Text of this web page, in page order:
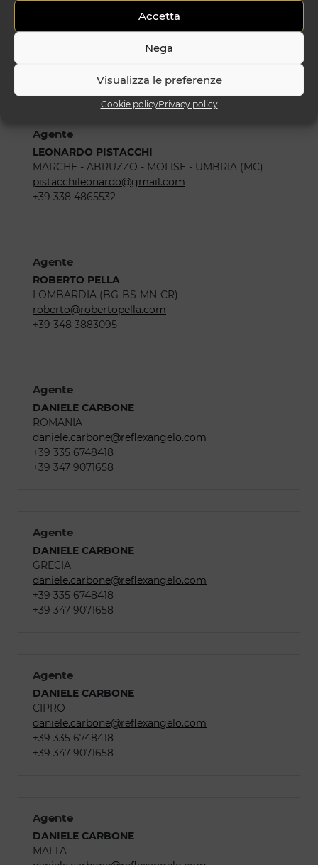
Accetta
Nega
Visualizza le preferenze
Cookie policyPrivacy policy
marcopugliese7410@gmail.com
Agente
LEONARDO PISTACCHI
MARCHE - ABRUZZO - MOLISE - UMBRIA (MC)
pistacchileonardo@gmail.com
+39 338 4865532
Agente
ROBERTO PELLA
LOMBARDIA (BG-BS-MN-CR)
roberto@robertopella.com
+39 348 3883095
Agente
DANIELE CARBONE
ROMANIA
daniele.carbone@reflexangelo.com
+39 335 6748418
+39 347 9071658
Agente
DANIELE CARBONE
GRECIA
daniele.carbone@reflexangelo.com
+39 335 6748418
+39 347 9071658
Agente
DANIELE CARBONE
CIPRO
daniele.carbone@reflexangelo.com
+39 335 6748418
+39 347 9071658
Agente
DANIELE CARBONE
MALTA